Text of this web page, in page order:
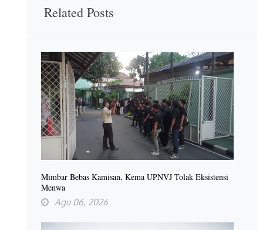
Related Posts
Mimbar Bebas Kamisan, Kema UPNVJ Tolak Eksistensi
Menwa
Agu 06, 2026